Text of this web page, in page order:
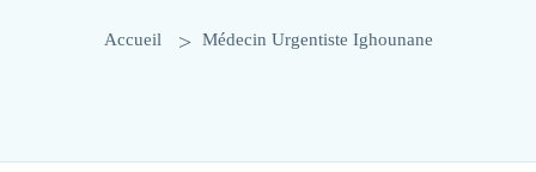
Accueil Médecin Urgentiste Ighounane